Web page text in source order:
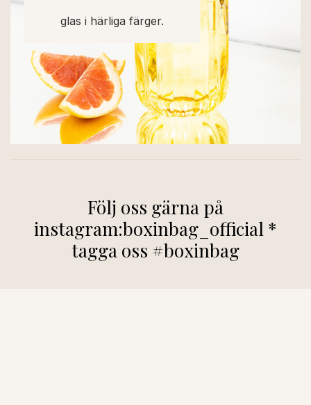
glas i härliga färger.
Följ oss gärna på
instagram:boxinbag_official *
tagga oss #boxinbag